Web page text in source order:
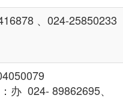
、024-25850233
办 024- 89862695、